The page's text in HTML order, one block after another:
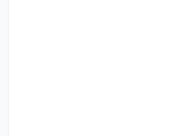
طراحی و بهینه‌سازی شده‌اند.
با بالاترین استاندارد کیفی، ارائه
پس از فروش مطمئن برای تضمین
و سالم.
انتخاب اول صنایع و مصرف‌کنندگان در
و ایفای نقشی کلیدی در حفظ منابع آبی